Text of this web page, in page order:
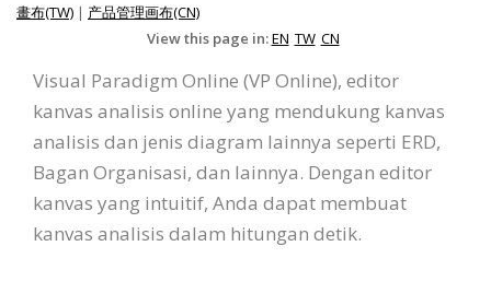
畫布(TW) | 产品管理画布(CN)
View this page in:EN TW CN
Visual Paradigm Online (VP Online), editor
kanvas analisis online yang mendukung kanvas
analisis dan jenis diagram lainnya seperti ERD,
Bagan Organisasi, dan lainnya. Dengan editor
kanvas yang intuitif, Anda dapat membuat
kanvas analisis dalam hitungan detik.